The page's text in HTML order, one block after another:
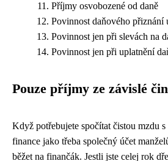
Příjmy osvobozené od daně
Povinnost daňového přiznání
Povinnost jen při slevách na
Povinnost jen při uplatnění
Pouze příjmy ze závislé
Když potřebujete spočítat čistou mzdu
finance jako třeba společný účet
běžet na finančák. Jestli jste celej rok